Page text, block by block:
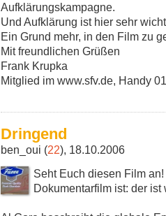
Aufklärungskampagne.
Und Aufklärung ist hier sehr
Ein Grund mehr, in den Film zu
Mit freundlichen Grüßen
Frank Krupka
Mitglied im www.sfv.de, Handy
Dringend
ben_oui (22), 18.10.2006
Seht Euch diesen Film
Dokumentarfilm ist: der